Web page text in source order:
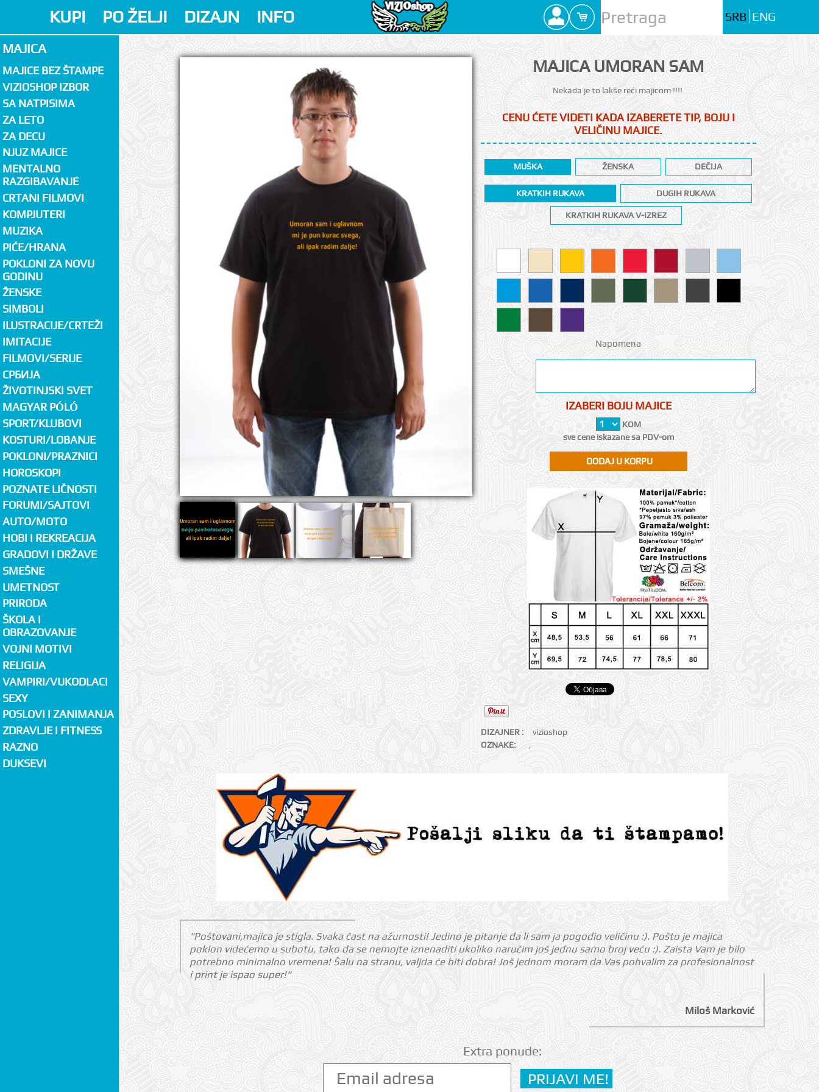
KUPI PO ŽELJI DIZAJN INFO SRB ENG
MAJICA
MAJICE BEZ ŠTAMPE
VIZIOSHOP IZBOR
SA NATPISIMA
ZA LETO
ZA DECU
NJUZ MAJICE
MENTALNO
RAZGIBAVANJE
CRTANI FILMOVI
KOMPJUTERI
MUZIKA
PIĆE/HRANA
POKLONI ZA NOVU
GODINU
ŽENSKE
SIMBOLI
ILUSTRACIJE/CRTEŽI
IMITACIJE
FILMOVI/SERIJE
СРБИЈА
ŽIVOTINJSKI SVET
MAGYAR PÓLÓ
SPORT/KLUBOVI
KOSTURI/LOBANJE
POKLONI/PRAZNICI
HOROSKOPI
POZNATE LIČNOSTI
FORUMI/SAJTOVI
AUTO/MOTO
HOBI I REKREACIJA
GRADOVI I DRŽAVE
SMEŠNE
UMETNOST
PRIRODA
ŠKOLA I
OBRAZOVANJE
VOJNI MOTIVI
RELIGIJA
VAMPIRI/VUKODLACI
SEXY
POSLOVI I ZANIMANJA
ZDRAVLJE I FITNESS
RAZNO
DUKSEVI
MAJICA UMORAN SAM
Nekada je to lakše reći majicom !!!!
CENU ĆETE VIDETI KADA IZABERETE TIP, BOJU I
VELIČINU MAJICE.
MUŠKA ŽENSKA DEČIJA
KRATKIH RUKAVA DUGIH RUKAVA
KRATKIH RUKAVA V-IZREZ
Napomena
IZABERI BOJU MAJICE
KOM
sve cene iskazane sa PDV-om
DIZAJNER :
vizioshop
OZNAKE:
"Poštovani,majica je stigla. Svaka čast na ažurnosti! Jedino je pitanje da li sam ja pogodio veličinu :). Pošto je majica
poklon videćemo u subotu, tako da se nemojte iznenaditi ukoliko naručim još jednu samo broj veću :). Zaista Vam je bilo
potrebno minimalno vremena! Šalu na stranu, valjda će biti dobra! Još jednom moram da Vas pohvalim za profesionalnost
i print je ispao super!"
Miloš Marković
Extra ponude: